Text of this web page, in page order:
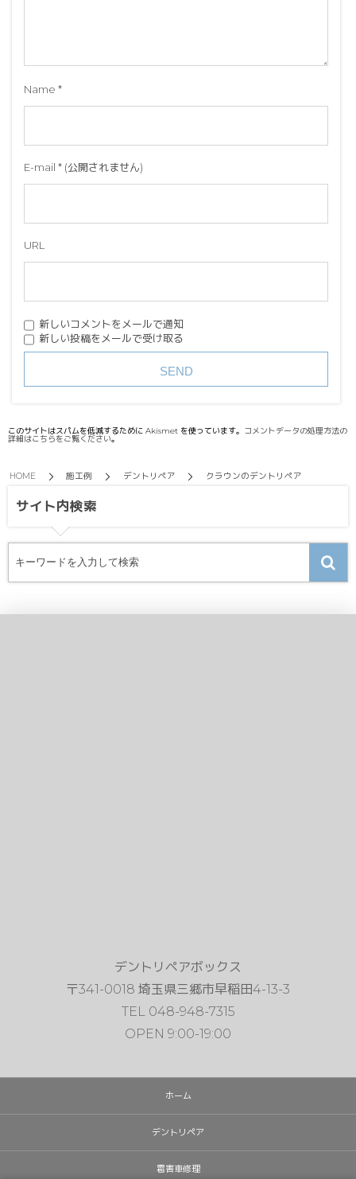
Name *
E-mail * (公開されません)
URL
新しいコメントをメールで通知
新しい投稿をメールで受け取る
このサイトはスパムを低減するために Akismet を使っています。 コメントデータの処理方法の
詳細はこちらをご覧ください。
HOME 施工例 デントリペア クラウンのデントリペア
サイト内検索
デントリペアボックス
〒341-0018 埼玉県三郷市早稲田4-13-3
TEL 048-948-7315
OPEN 9:00-19:00
ホーム
デントリペア
雹害車修理